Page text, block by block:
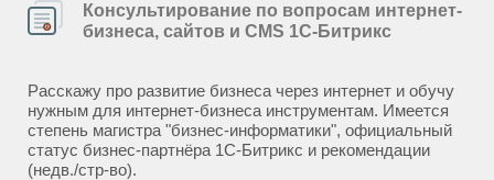
Консультирование по вопросам интернет-
бизнеса, сайтов и CMS 1С-Битрикс
Расскажу про развитие бизнеса через интернет и обучу
нужным для интернет-бизнеса инструментам. Имеется
степень магистра "бизнес-информатики", официальный
статус бизнес-партнёра 1С-Битрикс и рекомендации
(недв./стр-во).